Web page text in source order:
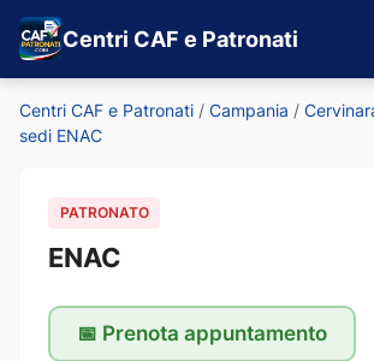
Centri CAF e Patronati
Centri CAF e Patronati / Campania /
sedi ENAC
PATRONATO
ENAC
📅 Prenota appuntamento